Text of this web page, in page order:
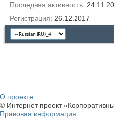
Последняя активность
Регистрация
26.12.2017
О проекте
© Интернет-проект
Правовая информация